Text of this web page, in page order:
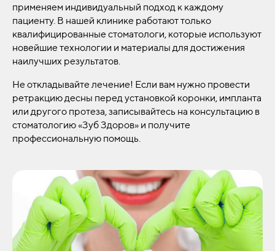
применяем индивидуальный подход к каждому
пациенту. В нашей клинике работают только
квалифицированные стоматологи, которые используют
новейшие технологии и материалы для достижения
наилучших результатов.
Не откладывайте лечение! Если вам нужно провести
ретракцию десны перед установкой коронки, импланта
или другого протеза, записывайтесь на консультацию в
стоматологию «Зуб Здоров» и получите
профессиональную помощь.